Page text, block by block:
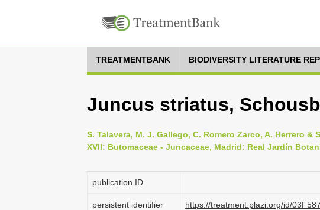
TREATMENTBANK BIODIVERSITY LITERATURE
Juncus striatus,
S. Talavera, M. J. Gallego, C. Romero Zarco, A. Herrero &
XVII: Butomaceae - Juncaceae, Madrid: Real Jardín
publication ID
persistent identifier https://treatment.plazi.org/id/